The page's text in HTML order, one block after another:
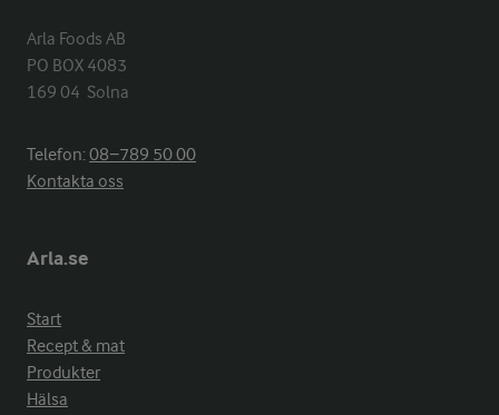
Arla Foods AB
PO BOX 4083
169 04  Solna
Telefon:08−789 50 00
Kontakta oss
Arla.se
Start
Recept & mat
Produkter
Hälsa